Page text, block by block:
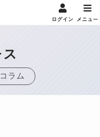
ログイン メニュー
ラム